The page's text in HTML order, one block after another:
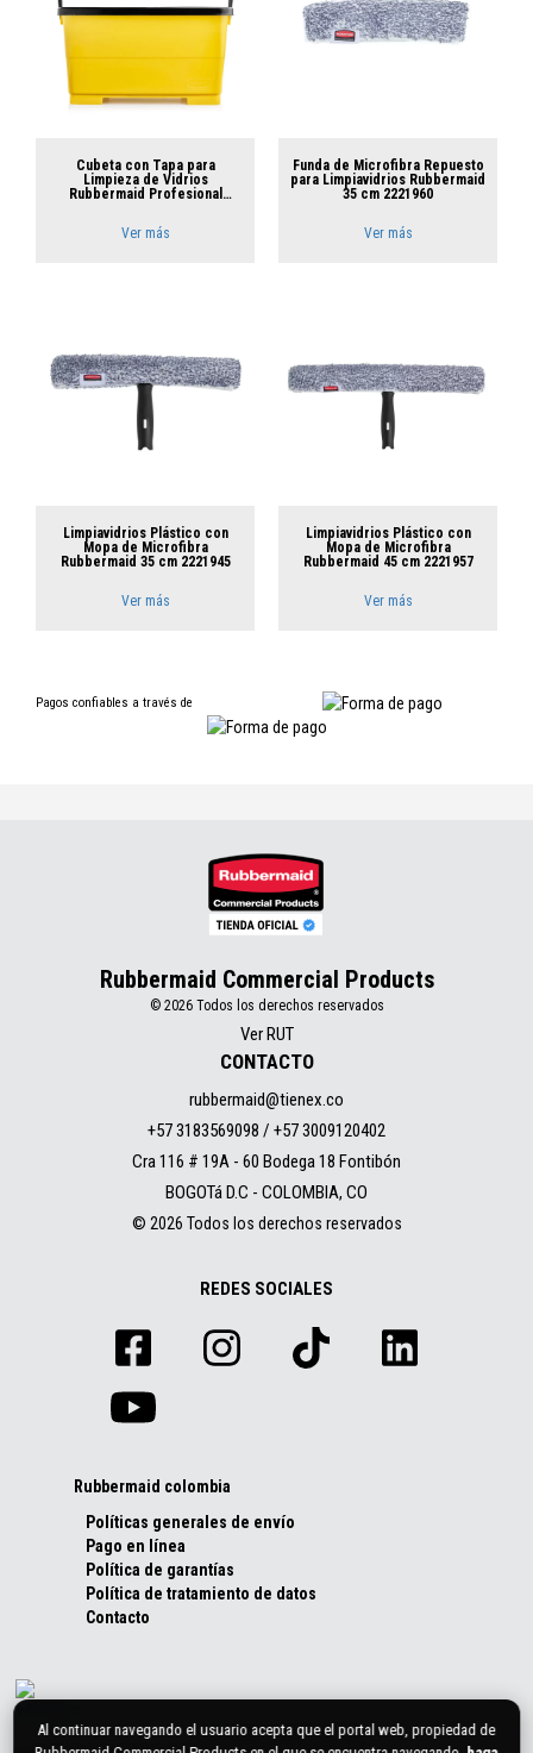
Cubeta con Tapa para
Limpieza de Vidrios
Rubbermaid Profesional
Ver más
Funda de Microfibra Repuesto
para Limpiavidrios Rubbermaid
35 cm 2221960
Ver más
Limpiavidrios Plástico con
Mopa de Microfibra
Rubbermaid 35 cm 2221945
Ver más
Limpiavidrios Plástico con
Mopa de Microfibra
Rubbermaid 45 cm 2221957
Ver más
Pagos confiables a través de
Rubbermaid Commercial Products
© 2026 Todos los derechos reservados
Ver RUT
CONTACTO
rubbermaid@tienex.co
+57 3183569098 / +57 3009120402
Cra 116 # 19A - 60 Bodega 18 Fontibón
BOGOTá D.C - COLOMBIA, CO
© 2026 Todos los derechos reservados
REDES SOCIALES
Rubbermaid colombia
Políticas generales de envío
Pago en línea
Política de garantías
Política de tratamiento de datos
Contacto
Al continuar navegando el usuario acepta que el portal web, propiedad de